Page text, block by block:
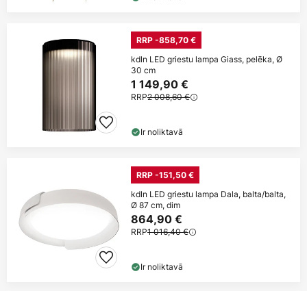
RRP -858,70 €
kdln LED griestu lampa Giass, pelēka, Ø
30 cm
1 149,90 €
RRP2 008,60 €
Ir noliktavā
RRP -151,50 €
kdln LED griestu lampa Dala, balta/balta,
Ø 87 cm, dim
864,90 €
RRP1 016,40 €
Ir noliktavā